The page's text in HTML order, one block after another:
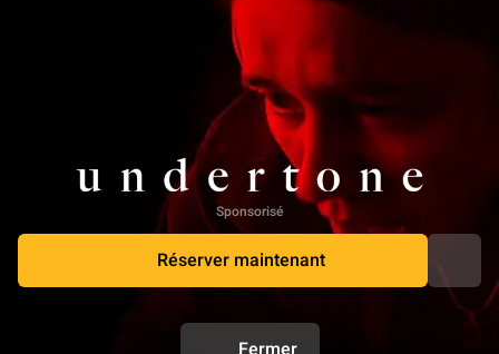
Sponsorisé
Réserver maintenant